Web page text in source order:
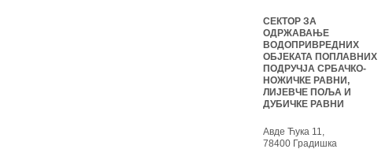
СЕКТОР ЗА
ОДРЖАВАЊЕ
ВОДОПРИВРЕДНИХ
ОБЈЕКАТА ПОПЛАВНИХ
ПОДРУЧЈА СРБАЧКО-
НОЖИЧКЕ РАВНИ,
ЛИЈЕВЧЕ ПОЉА И
ДУБИЧКЕ РАВНИ
Авде Ћука 11,
78400 Градишка